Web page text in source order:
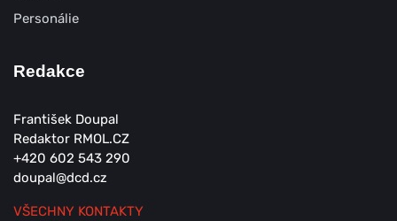
Personálie
Redakce
František Doupal
Redaktor RMOL.CZ
+420 602 543 290
doupal@dcd.cz
VŠECHNY KONTAKTY